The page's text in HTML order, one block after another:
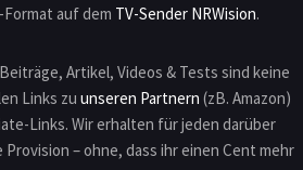
auf dem TV-Sender NRWision.
Artikel, Videos & Tests sind keine
Links zu unseren Partnern (zB. Amazon)
Links. Wir erhalten für jeden darüber
– ohne, dass ihr einen Cent mehr